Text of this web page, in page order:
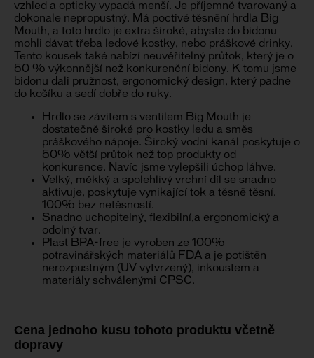
vzhled a opticky vypadá menší. Je příjemně tvarovaný a
dokonale nepropustný. Má poctivé těsnění hrdla Big
Mouth, a toto hrdlo je extra široké, abyste do bidonu
mohli dávat třeba ledové kostky, nebo práškové drinky.
Tento kousek také nabízí neuvěřitelný průtok, který je o
50 % výkonnější než konkurenční bidony. K tomu jsme
bidonu dali pružnost, ergonomický design, který padne
do košíku a sedí dobře do ruky. ​
Hrdlo se závitem s ventilem Big Mouth je
dostatečně široké pro kostky ledu a směs
práškového nápoje. Široký vodní kanál poskytuje o
50% větší průtok než top produkty od
konkurence. Navíc jsme vylepšili úchop láhve.
Velký, měkký a spolehlivý vrchní díl se snadno
aktivuje, poskytuje vynikající tok a těsně těsní.
100% bez netěsností.
Snadno uchopitelný, flexibilní,a ergonomický a
odolný tvar.
Plast BPA-free je vyroben ze 100%
potravinářských materiálů FDA a je potištěn
nerozpustným (UV vytvrzený), inkoustem a
materiály schválenými CPSC.
Cena jednoho kusu tohoto produktu včetně
dopravy